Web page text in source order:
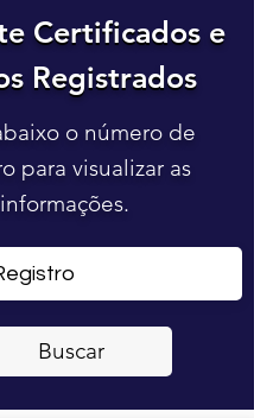
Certificados e
Registrados
Certificados e
Registrados
o número de
para visualizar as
informações.
Buscar